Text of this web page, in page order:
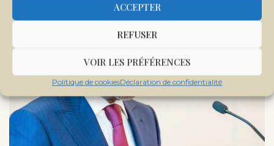
ACCEPTER
REFUSER
VOIR LES PRÉFÉRENCES
Politique de cookiesDéclaration de confidentialité